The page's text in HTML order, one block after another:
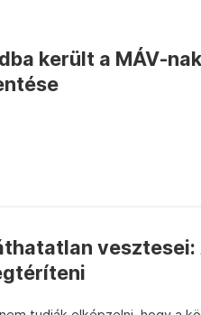
került a MÁV-